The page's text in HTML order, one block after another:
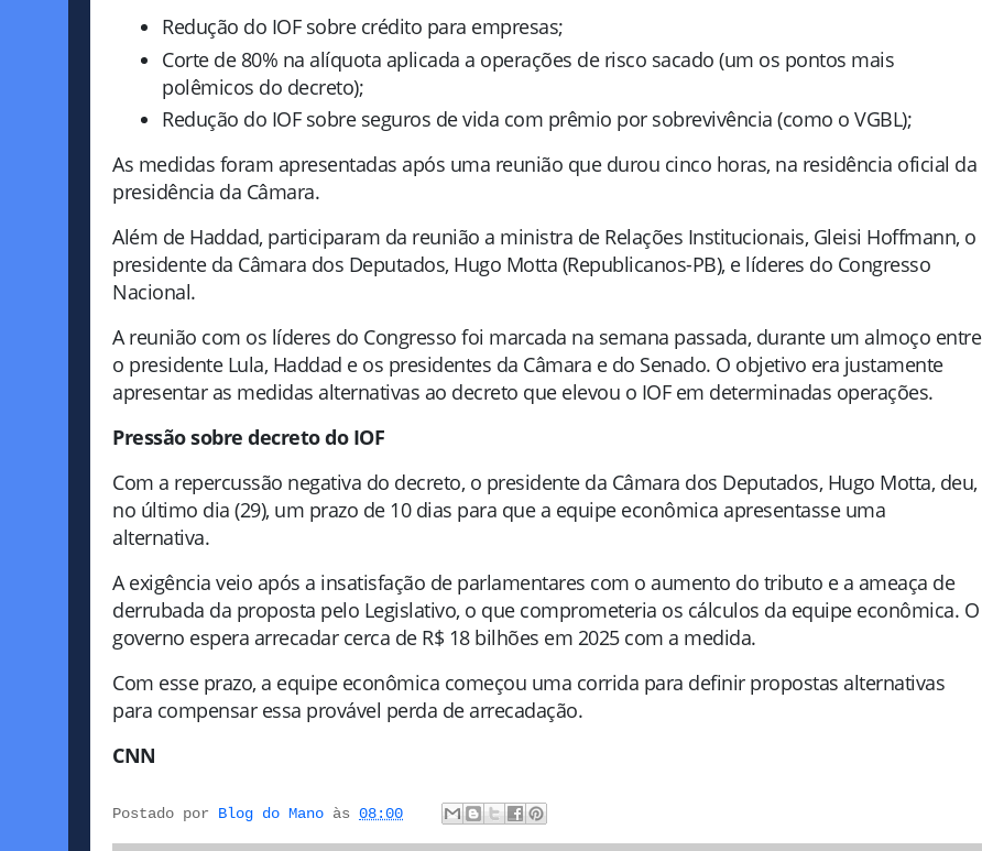
Redução do IOF sobre crédito para empresas;
Corte de 80% na alíquota aplicada a operações de risco sacado (um os pontos mais
polêmicos do decreto);
Redução do IOF sobre seguros de vida com prêmio por sobrevivência (como o VGBL);
As medidas foram apresentadas após uma reunião que durou cinco horas, na residência oficial da
presidência da Câmara.
Além de Haddad, participaram da reunião a ministra de Relações Institucionais, Gleisi Hoffmann, o
presidente da Câmara dos Deputados, Hugo Motta (Republicanos-PB), e líderes do Congresso
Nacional.
A reunião com os líderes do Congresso foi marcada na semana passada, durante um almoço entre
o presidente Lula, Haddad e os presidentes da Câmara e do Senado. O objetivo era justamente
apresentar as medidas alternativas ao decreto que elevou o IOF em determinadas operações.
Pressão sobre decreto do IOF
Com a repercussão negativa do decreto, o presidente da Câmara dos Deputados, Hugo Motta, deu,
no último dia (29), um prazo de 10 dias para que a equipe econômica apresentasse uma
alternativa.
A exigência veio após a insatisfação de parlamentares com o aumento do tributo e a ameaça de
derrubada da proposta pelo Legislativo, o que comprometeria os cálculos da equipe econômica. O
governo espera arrecadar cerca de R$ 18 bilhões em 2025 com a medida.
Com esse prazo, a equipe econômica começou uma corrida para definir propostas alternativas
para compensar essa provável perda de arrecadação.
CNN
Postado por Blog do Mano às 08:00